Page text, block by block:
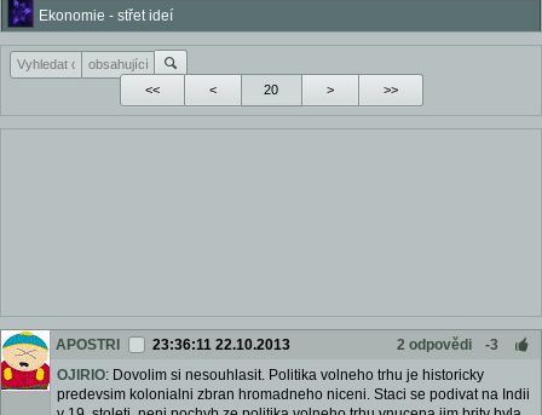
Ekonomie - střet ideí
<< < > >>
APOSTRI 23:36:11 22.10.2013 2 odpovědi
-3
OJIRIO: Dovolim si nesouhlasit. Politika volneho trhu je historicky
predevsim kolonialni zbran hromadneho niceni. Staci se podivat na Indii